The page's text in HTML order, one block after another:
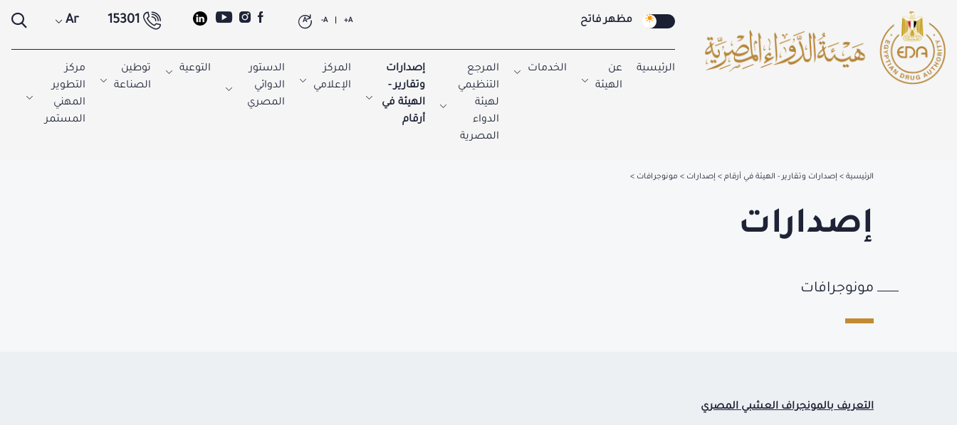
مظهر فاتح A+
A-
A
15301
Ar
الرئيسية
عن
الهيئة
الخدمات
المرجع
التنظيمي
لهيئة
الدواء
المصرية
إصدارات
وتقارير -
الهيئة في
أرقام
المركز
الإعلامي
الدستور
الدوائي
المصري
التوعية
توطين
الصناعة
مركز
التطوير
المهني
المستمر
الرئيسية إصدارات وتقارير - الهيئة في أرقام إصدارات مونوجرافات
إصدارات
مونوجرافات
التعريف بالمونجراف العشبي المصري